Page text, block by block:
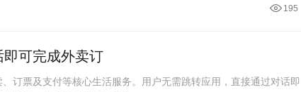
195
可完成外卖订
订票及支付等核心生活服务。用户无需跳转应用，直接通过对话即